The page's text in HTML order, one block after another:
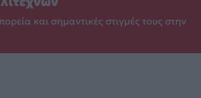
και σημαντικές στιγμές τους στην